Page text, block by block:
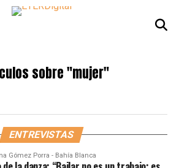
sobre"mujer"
ENTREVISTAS
Gómez Porra - Bahía Blanca